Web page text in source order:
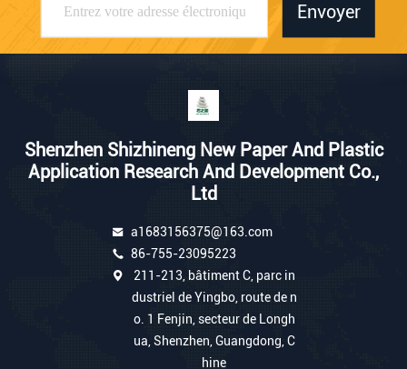
Envoyer
Shenzhen Shizhineng New Paper And Plastic
Application Research And Development Co.,
Ltd
a1683156375@163.com
86-755-23095223
211-213, bâtiment C, parc in
dustriel de Yingbo, route de n
o. 1 Fenjin, secteur de Longh
ua, Shenzhen, Guangdong, C
hine